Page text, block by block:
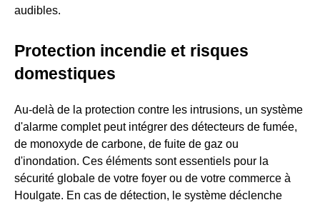
audibles.
Protection incendie et risques
domestiques
Au-delà de la protection contre les intrusions, un système
d'alarme complet peut intégrer des détecteurs de fumée,
de monoxyde de carbone, de fuite de gaz ou
d'inondation. Ces éléments sont essentiels pour la
sécurité globale de votre foyer ou de votre commerce à
Houlgate. En cas de détection, le système déclenche